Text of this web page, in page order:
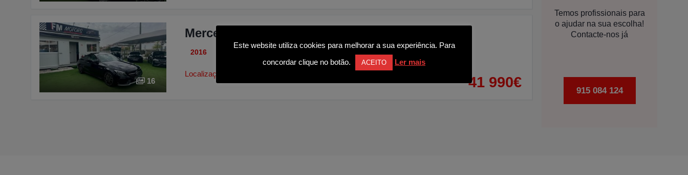
16
Mercedes-Benz C 43 AMG 4-Matic
2016
Localização:
41 990€
Temos profissionais para
o ajudar na sua escolha!
Contacte-nos já
915 084 124
Este website utiliza cookies para melhorar a sua experiência. Para
concordar clique no botão.
ACEITO Ler mais